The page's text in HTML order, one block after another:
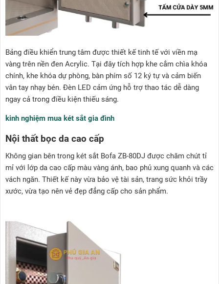
Bảng điều khiển trung tâm được thiết kế tinh tế với viền mạ
vàng trên nền đen Acrylic. Tại đây tích hợp khe cắm chìa khóa
chính, khe khóa dự phòng, bàn phím số 12 ký tự và cảm biến
vân tay nhạy bén. Đèn LED cảm ứng hỗ trợ thao tác dễ dàng
ngay cả trong điều kiện thiếu sáng.
kinh nghiệm mua két sắt gia đình
Nội thất bọc da cao cấp
Không gian bên trong két sắt Bofa ZB-80DJ được chăm chút tỉ
mỉ với lớp da cao cấp màu vàng ánh, bao phủ xung quanh và các
vách ngăn. Thiết kế này vừa bảo vệ tài sản, trang sức khỏi trầy
xước, vừa tạo nên vẻ đẹp đẳng cấp cho sản phẩm.